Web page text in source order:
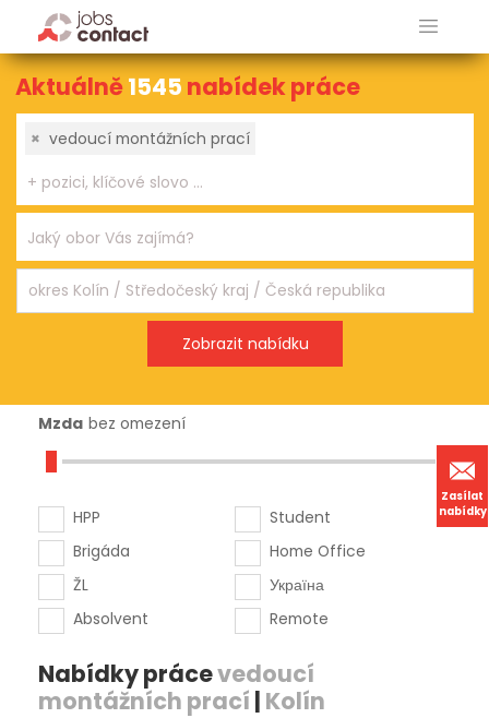
Zasílat
nabídky
Aktuálně1545 nabídek práce
× vedoucí montážních prací
Mzda bez omezení
HPP
Brigáda
ŽL
Absolvent
Student
Home Office
Україна
Remote
Nabídky prácevedoucí
montážních prací | Kolín